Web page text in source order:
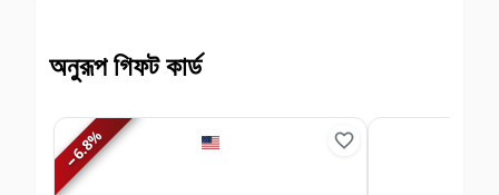
অনুরূপ গিফট কার্ড
−
6.8
%